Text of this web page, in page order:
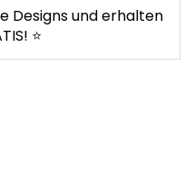
Designs und erhalten
⭐